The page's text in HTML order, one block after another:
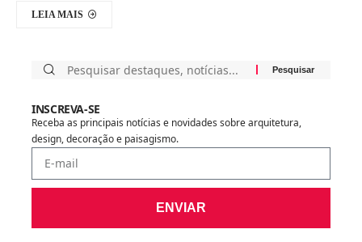
LEIA MAIS
INSCREVA-SE
Receba as principais notícias e novidades sobre arquitetura,
design, decoração e paisagismo.
ENVIAR